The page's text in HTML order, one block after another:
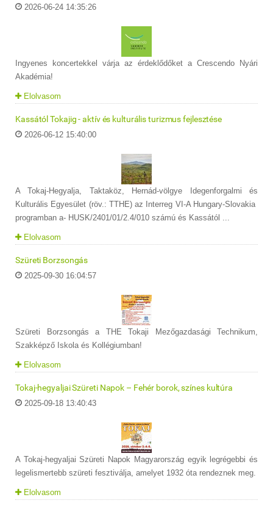
2026-06-24 14:35:26
Ingyenes koncertekkel várja az érdeklődőket a Crescendo Nyári
Akadémia!
Elolvasom
Kassától Tokajig - aktív és kulturális turizmus fejlesztése
2026-06-12 15:40:00
A Tokaj-Hegyalja, Taktaköz, Hernád-völgye Idegenforgalmi és
Kulturális Egyesület (röv.: TTHE) az Interreg VI-A Hungary-Slovakia
programban a- HUSK/2401/01/2.4/010 számú és Kassától ...
Elolvasom
Szüreti Borzsongás
2025-09-30 16:04:57
Szüreti Borzsongás a THE Tokaji Mezőgazdasági Technikum,
Szakképző Iskola és Kollégiumban!
Elolvasom
Tokaj-hegyaljai Szüreti Napok – Fehér borok, színes kultúra
2025-09-18 13:40:43
A Tokaj-hegyaljai Szüreti Napok Magyarország egyik legrégebbi és
legelismertebb szüreti fesztiválja, amelyet 1932 óta rendeznek meg.
Elolvasom